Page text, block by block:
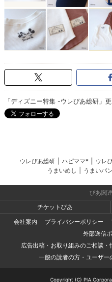
「ディズニー特集 -ウレぴあ総研」
ウレぴあ総研 ハピママ* ウレ
うまいめし
うまいパン
ぴあ関
チケットぴあ
会社案内
プライバシーポリシー
外部送信
広告出稿・お取り組みのご相談
一般の読者の方・ユーザ
Copyright (C) PIA